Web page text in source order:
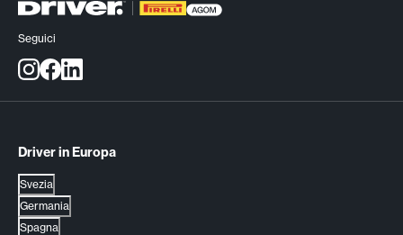
Seguici
Driver in Europa
Svezia
Germania
Spagna